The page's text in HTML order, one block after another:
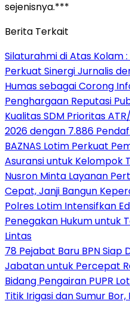
sejenisnya.***
Berita Terkait
Silaturahmi di Atas Kolam
Perkuat Sinergi Jurnalis
Humas sebagai Corong
Penghargaan Reputasi
Kualitas SDM Prioritas
2026 dengan 7.886
BAZNAS Lotim Perkuat
Asuransi untuk Kelompok
Nusron Minta Layanan
Cepat, Janji Bangun
Polres Lotim Intensifkan
Penegakan Hukum untuk
Lintas
78 Pejabat Baru BPN Siap
Jabatan untuk Percepat
Bidang Pengairan PUPR
Titik Irigasi dan Sumur